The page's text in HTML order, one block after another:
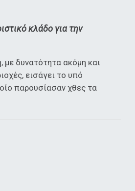
κλάδο για την
δυνατότητα ακόμη και
εισάγει το υπό
παρουσίασαν χθες τα